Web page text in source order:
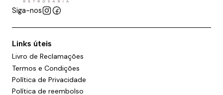
Siga-nos
Links úteis
Livro de Reclamações
Termos e Condições
Política de Privacidade
Política de reembolso